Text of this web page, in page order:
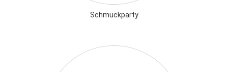
Schmuckparty